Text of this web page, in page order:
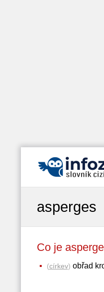
asperges
Co je
(církev) obřad